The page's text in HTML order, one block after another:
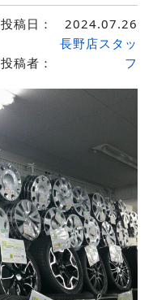
投稿日： 2024.07.26
投稿者：
長野店スタッ
フ